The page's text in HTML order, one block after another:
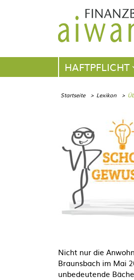
Navigation
überspringen
HAFTPFLICHT
Startseite Lexikon
Nicht nur die
Braunsbach im Mai
unbedeutende